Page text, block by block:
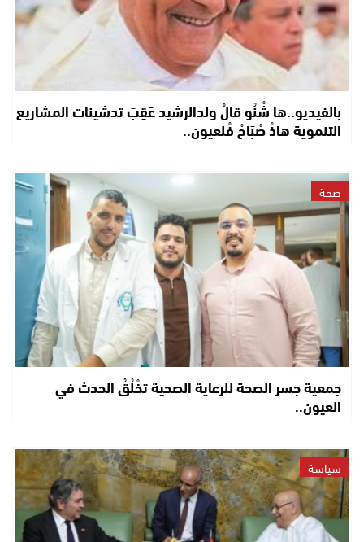
بالفيديو..ها شْنُو قالْ ولدالرشيد عَقِبَ تدشينات المشاريع
التنموية هاذْ صْبَاحْ فْلعيون..
صحة
جمعية جسر الصحة للرعاية الصحية تَخْلُقُ الحدث في
العيون..
سياسة